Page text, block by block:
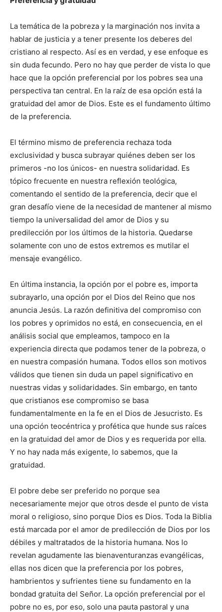
La temática de la pobreza y la marginación nos invita a
hablar de justicia y a tener presente los deberes del
cristiano al respecto. Así es en verdad, y ese enfoque es
sin duda fecundo. Pero no hay que perder de vista lo que
hace que la opción preferencial por los pobres sea una
perspectiva tan central. En la raíz de esa opción está la
gratuidad del amor de Dios. Este es el fundamento último
de la preferencia.
El término mismo de preferencia rechaza toda
exclusividad y busca subrayar quiénes deben ser los
primeros -no los únicos- en nuestra solidaridad. Es
tópico frecuente en nuestra reflexión teológica,
comentando el sentido de la preferencia, decir que el
gran desafío viene de la necesidad de mantener al mismo
tiempo la universalidad del amor de Dios y su
predilección por los últimos de la historia. Quedarse
solamente con uno de estos extremos es mutilar el
mensaje evangélico.
En última instancia, la opción por el pobre es, importa
subrayarlo, una opción por el Dios del Reino que nos
anuncia Jesús. La razón definitiva del compromiso con
los pobres y oprimidos no está, en consecuencia, en el
análisis social que empleamos, tampoco en la
experiencia directa que podamos tener de la pobreza, o
en nuestra compasión humana. Todos ellos son motivos
válidos que tienen sin duda un papel significativo en
nuestras vidas y solidaridades. Sin embargo, en tanto
que cristianos ese compromiso se basa
fundamentalmente en la fe en el Dios de Jesucristo. Es
una opción teocéntrica y profética que hunde sus raíces
en la gratuidad del amor de Dios y es requerida por ella.
Y no hay nada más exigente, lo sabemos, que la
gratuidad.
El pobre debe ser preferido no porque sea
necesariamente mejor que otros desde el punto de vista
moral o religioso, sino porque Dios es Dios. Toda la Biblia
está marcada por el amor de predilección de Dios por los
débiles y maltratados de la historia humana. Nos lo
revelan agudamente las bienaventuranzas evangélicas,
ellas nos dicen que la preferencia por los pobres,
hambrientos y sufrientes tiene su fundamento en la
bondad gratuita del Señor. La opción preferencial por el
pobre no es, por eso, solo una pauta pastoral y una